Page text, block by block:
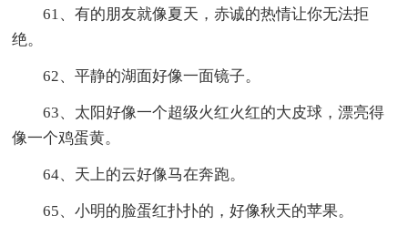
61、有的朋友就像夏天，赤诚的热情让你无法拒
绝。
62、平静的湖面好像一面镜子。
63、太阳好像一个超级火红火红的大皮球，漂亮得
像一个鸡蛋黄。
64、天上的云好像马在奔跑。
65、小明的脸蛋红扑扑的，好像秋天的苹果。